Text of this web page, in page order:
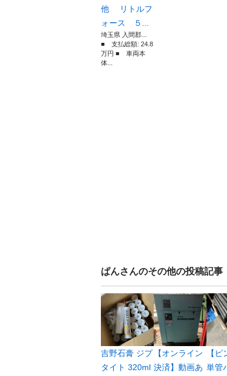
他 リトルフ
ォース ５...
埼玉県 入間郡...
■ 支払総額: 24.8
万円 ■ 車両本
体...
ぱんさんのその他の投稿記事
吉野石膏 ジプ
タイト 320ml
【オンライン
決済】動画あ
【ピ
単管